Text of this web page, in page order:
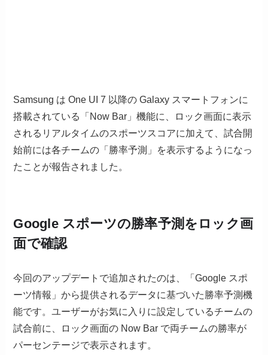
Samsung は One UI 7 以降の Galaxy スマートフォンに
搭載されている「Now Bar」機能に、ロック画面に表示
されるリアルタイムのスポーツスコアに加えて、試合開
始前には各チームの「勝率予測」を表示するようになっ
たことが報告されました。
Google スポーツの勝率予測をロック画
面で確認
今回のアップデートで追加されたのは、「Google スポ
ーツ情報」から提供されるデータに基づいた勝率予測機
能です。ユーザーがお気に入りに設定しているチームの
試合前に、ロック画面の Now Bar で両チームの勝率が
パーセンテージで表示されます。